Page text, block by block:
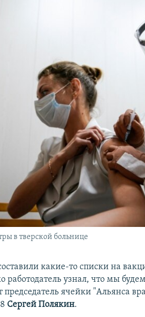
в тверской больнице
какие-то списки на
работодатель узнал, что мы
ячейки "Альянса
Сергей Полякин.